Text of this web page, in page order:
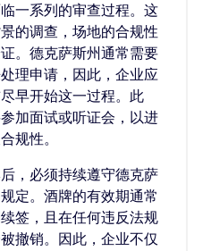
一系列的审查过程。这
的调查，场地的合规性
。德克萨斯州通常需要
理申请，因此，企业应
早开始这一过程。此
加面试或听证会，以进
规性。
，必须持续遵守德克萨
定。酒牌的有效期通常
签，且在任何违反法规
撤销。因此，企业不仅